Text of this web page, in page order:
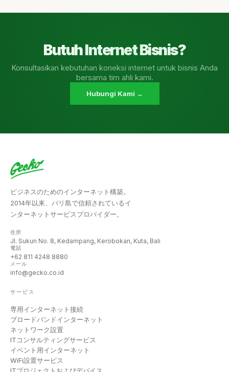
Butuh Internet Bisnis?
Konsultasikan kebutuhan koneksi internet untuk bisnis Anda
bersama tim ahli kami.
Hubungi Kami →
ビジネスのためのインターネット構築。
2014年以来、バリ島で信頼されているイ
ンターネットサービスプロバイダー。
住所
Jl. Sukun No. 8, Kedampang, Kerobokan, Kuta, Bali
電話
+62 811 4248 8880
メール
info@gecko.co.id
サービス
専用インターネット接続
ブロードバンドインターネット
ネットワーク設置
ITコンサルティングサービス
イベント用インターネット
WiFi設置サービス